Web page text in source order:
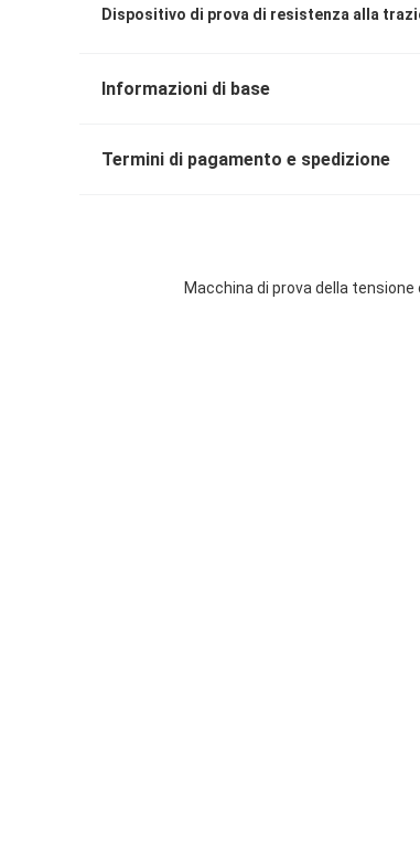
Dispositivo di prova di resistenza alla
Informazioni di base
Termini di pagamento e spedizione
Macchina di prova della